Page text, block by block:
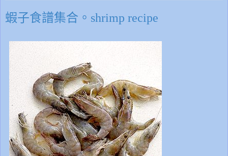
蝦子食譜集合。shrimp recipe